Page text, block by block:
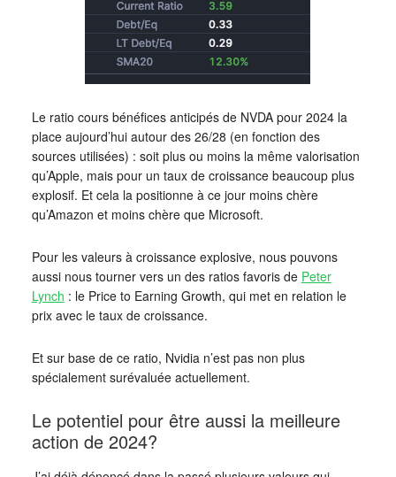
Le ratio cours bénéfices anticipés de NVDA pour 2024 la
place aujourd’hui autour des 26/28 (en fonction des
sources utilisées) : soit plus ou moins la même valorisation
qu’Apple, mais pour un taux de croissance beaucoup plus
explosif. Et cela la positionne à ce jour moins chère
qu’Amazon et moins chère que Microsoft.
Pour les valeurs à croissance explosive, nous pouvons
aussi nous tourner vers un des ratios favoris de Peter
Lynch : le Price to Earning Growth, qui met en relation le
prix avec le taux de croissance.
Et sur base de ce ratio, Nvidia n’est pas non plus
spécialement surévaluée actuellement.
Le potentiel pour être aussi la meilleure
action de 2024?